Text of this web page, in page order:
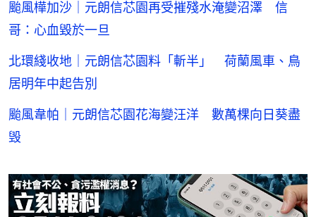
颱風樺加沙｜元朗信芯園再受摧殘水淹變沼澤 信
哥：心血毀於一旦
北環綫收地｜元朗信芯園料「斬半」 荷蘭風車、鳥
居明年中起告別
颱風韋帕｜元朗信芯園花海變汪洋 數萬棵向日葵盡
毁